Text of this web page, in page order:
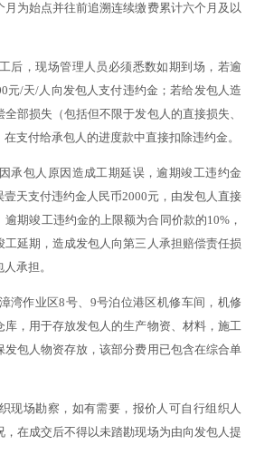
为始点并往前追溯连续缴费累计六个月及以
后，现场管理人员必须悉数如期到场，若逾
元/天/人向发包人支付违约金；若给发包人造
部损失（包括但不限于发包人的直接损失、
支付给承包人的进度款中直接扣除违约金。
承包人原因造成工期延误，逾期竣工违约金
天支付违约金人民币2000元，由发包人直接
期竣工违约金的上限额为合同价款的10%，
工延期，造成发包人向第三人承担赔偿责任损
承担。
湾作业区8号、9号泊位港区机修车间，机修
库，用于存放发包人的生产物资、材料，施工
包人物资存放，该部分费用已包含在综合单
现场勘察，如有需要，报价人可自行组织人
，在成交后不得以未踏勘现场为由向发包人提